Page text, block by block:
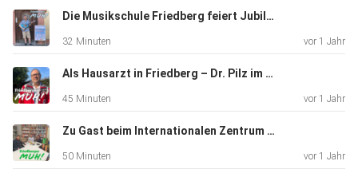
Die Musikschule Friedberg feiert Jubiläum
32 Minuten vor 1 Jahr
Als Hausarzt in Friedberg – Dr. Pilz im Gespräch
45 Minuten vor 1 Jahr
Zu Gast beim Internationalen Zentrum Friedberg
50 Minuten vor 1 Jahr